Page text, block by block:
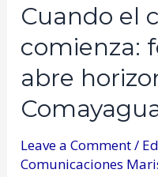
Cuando el
comienza:
abre
Leave a Comment/
Comunicaciones